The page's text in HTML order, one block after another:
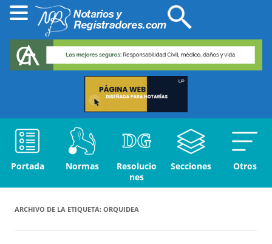
Portada Normas
Resolucio
nes
Secciones Otros
ARCHIVO DE LA ETIQUETA: ORQUIDEA